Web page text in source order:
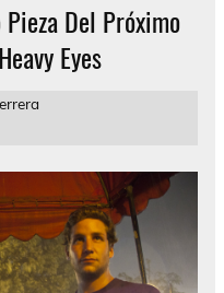
Del Próximo
Eyes